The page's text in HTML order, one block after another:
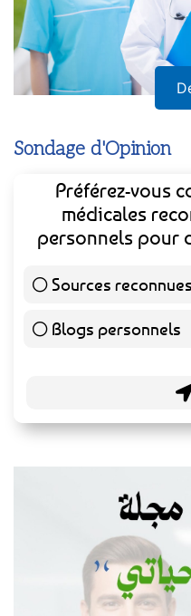
Sondage d'Opinion
Préférez-vous
médicales
personnels pour
Sources reconnues
Blogs personnels